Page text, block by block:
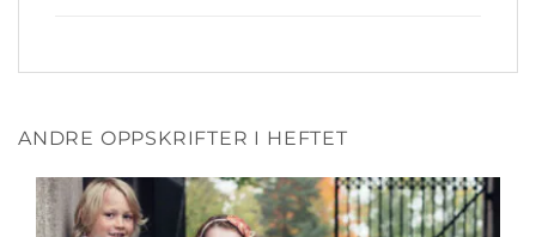
ANDRE OPPSKRIFTER I HEFTET